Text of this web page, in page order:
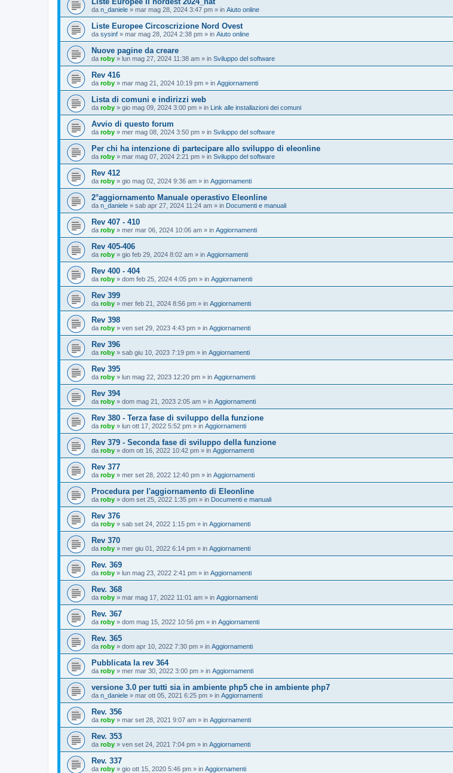
da n_daniele » mar mag 28, 2024 3:47 pm » in Aiuto online
Liste Europee Circoscrizione Nord Ovest
da sysinf » mar mag 28, 2024 2:38 pm » in Aiuto online
Nuove pagine da creare
da roby » lun mag 27, 2024 11:38 am » in Sviluppo del software
Rev 416
da roby » mar mag 21, 2024 10:19 pm » in Aggiornamenti
Lista di comuni e indirizzi web
da roby » gio mag 09, 2024 3:00 pm » in Link alle installazioni dei comuni
Avvio di questo forum
da roby » mer mag 08, 2024 3:50 pm » in Sviluppo del software
Per chi ha intenzione di partecipare allo sviluppo di eleonline
da roby » mar mag 07, 2024 2:21 pm » in Sviluppo del software
Rev 412
da roby » gio mag 02, 2024 9:36 am » in Aggiornamenti
2°aggiornamento Manuale operastivo Eleonline
da n_daniele » sab apr 27, 2024 11:24 am » in Documenti e manuali
Rev 407 - 410
da roby » mer mar 06, 2024 10:06 am » in Aggiornamenti
Rev 405-406
da roby » gio feb 29, 2024 8:02 am » in Aggiornamenti
Rev 400 - 404
da roby » dom feb 25, 2024 4:05 pm » in Aggiornamenti
Rev 399
da roby » mer feb 21, 2024 8:56 pm » in Aggiornamenti
Rev 398
da roby » ven set 29, 2023 4:43 pm » in Aggiornamenti
Rev 396
da roby » sab giu 10, 2023 7:19 pm » in Aggiornamenti
Rev 395
da roby » lun mag 22, 2023 12:20 pm » in Aggiornamenti
Rev 394
da roby » dom mag 21, 2023 2:05 am » in Aggiornamenti
Rev 380 - Terza fase di sviluppo della funzione
da roby » lun ott 17, 2022 5:52 pm » in Aggiornamenti
Rev 379 - Seconda fase di sviluppo della funzione
da roby » dom ott 16, 2022 10:42 pm » in Aggiornamenti
Rev 377
da roby » mer set 28, 2022 12:40 pm » in Aggiornamenti
Procedura per l'aggiornamento di Eleonline
da roby » dom set 25, 2022 1:35 pm » in Documenti e manuali
Rev 376
da roby » sab set 24, 2022 1:15 pm » in Aggiornamenti
Rev 370
da roby » mer giu 01, 2022 6:14 pm » in Aggiornamenti
Rev. 369
da roby » lun mag 23, 2022 2:41 pm » in Aggiornamenti
Rev. 368
da roby » mar mag 17, 2022 11:01 am » in Aggiornamenti
Rev. 367
da roby » dom mag 15, 2022 10:56 pm » in Aggiornamenti
Rev. 365
da roby » dom apr 10, 2022 7:30 pm » in Aggiornamenti
Pubblicata la rev 364
da roby » mer mar 30, 2022 3:00 pm » in Aggiornamenti
versione 3.0 per tutti sia in ambiente php5 che in ambiente php7
da n_daniele » mar ott 05, 2021 6:25 pm » in Aggiornamenti
Rev. 356
da roby » mar set 28, 2021 9:07 am » in Aggiornamenti
Rev. 353
da roby » ven set 24, 2021 7:04 pm » in Aggiornamenti
Rev. 337
da roby » gio ott 15, 2020 5:46 pm » in Aggiornamenti